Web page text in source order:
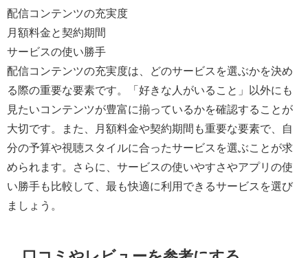
配信コンテンツの充実度
月額料金と契約期間
サービスの使い勝手
配信コンテンツの充実度は、どのサービスを選ぶかを決め
る際の重要な要素です。「好きな人がいること」以外にも
見たいコンテンツが豊富に揃っているかを確認することが
大切です。また、月額料金や契約期間も重要な要素で、自
分の予算や視聴スタイルに合ったサービスを選ぶことが求
められます。さらに、サービスの使いやすさやアプリの使
い勝手も比較して、最も快適に利用できるサービスを選び
ましょう。